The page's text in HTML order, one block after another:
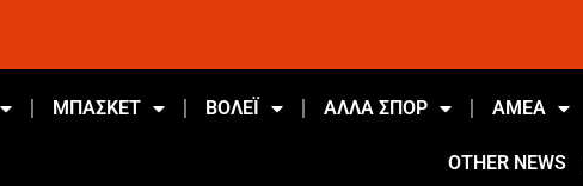
ΜΠΑΣΚΕΤ ΒΟΛΕΪ ΑΛΛΑ ΣΠΟΡ ΑΜΕΑ
OTHER NEWS